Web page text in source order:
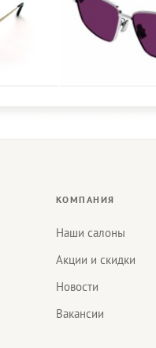
КОМПАНИЯ
Наши салоны
Акции и скидки
Новости
Вакансии